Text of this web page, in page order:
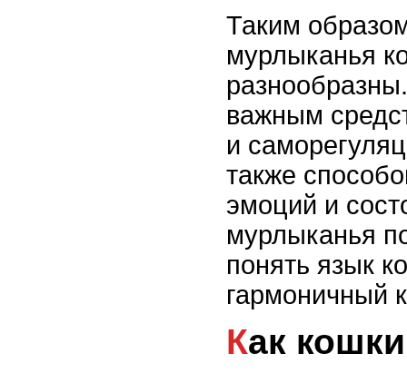
Таким
мурлыканья
важным
и
также
эмоций и
мурлыканья
понять язык
гармоничный
Как